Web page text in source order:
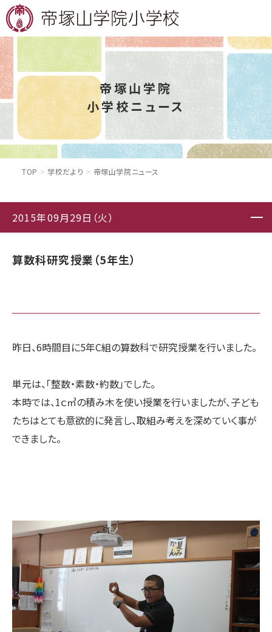
帝塚山学院
小学校ニュース
TOP 学校だより 帝塚山学院ニュース
2015年09月29日（火）
算数科研究授業（5年生）
昨日、6時間目に5年C組の算数科で研究授業を行いました。
単元は、「整数・素数・約数」でした。
本時では、1ｃ㎥の積み木を使い授業を行いましたが、子ども
たちはとても意欲的に発言し、取組み考えを深めていく事が
できました。